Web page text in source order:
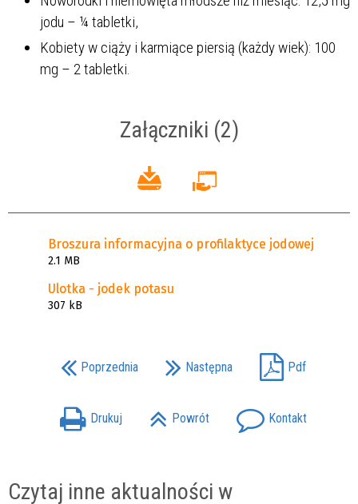
jodu – ¼ tabletki,
Kobiety w ciąży i karmiące piersią (każdy wiek): 100
mg – 2 tabletki.
Załączniki (2)
Broszura informacyjna o profilaktyce jodowej
2.1 MB
Ulotka - jodek potasu
307 kB
Poprzednia Następna Pdf
Drukuj Powrót Kontakt
Czytaj inne aktualności w